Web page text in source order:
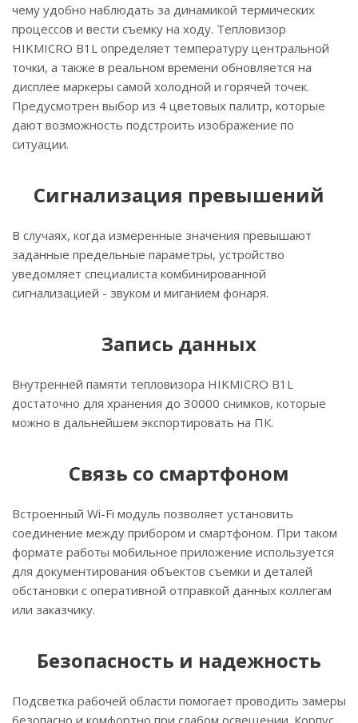
чему удобно наблюдать за динамикой термических
процессов и вести съемку на ходу. Тепловизор
HIKMICRO B1L определяет температуру центральной
точки, а также в реальном времени обновляется на
дисплее маркеры самой холодной и горячей точек.
Предусмотрен выбор из 4 цветовых палитр, которые
дают возможность подстроить изображение по
ситуации.
Сигнализация превышений
В случаях, когда измеренные значения превышают
заданные предельные параметры, устройство
уведомляет специалиста комбинированной
сигнализацией - звуком и миганием фонаря.
Запись данных
Внутренней памяти тепловизора HIKMICRO B1L
достаточно для хранения до 30000 снимков, которые
можно в дальнейшем экспортировать на ПК.
Связь со смартфоном
Встроенный Wi-Fi модуль позволяет установить
соединение между прибором и смартфоном. При таком
формате работы мобильное приложение используется
для документирования объектов съемки и деталей
обстановки с оперативной отправкой данных коллегам
или заказчику.
Безопасность и надежность
Подсветка рабочей области помогает проводить замеры